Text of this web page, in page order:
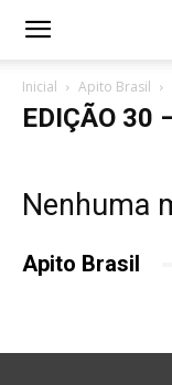
Inicial Apito Brasil
EDIÇÃO 30
Nenhuma
Apito Brasil